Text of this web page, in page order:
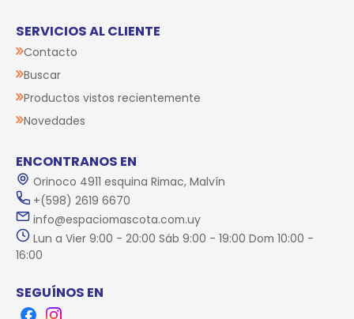
SERVICIOS AL CLIENTE
Contacto
Buscar
Productos vistos recientemente
Novedades
ENCONTRANOS EN
Orinoco 4911 esquina Rimac, Malvín
+(598) 2619 6670
info@espaciomascota.com.uy
Lun a Vier 9:00 - 20:00 Sáb 9:00 - 19:00 Dom 10:00 -
16:00
SEGUÍNOS EN